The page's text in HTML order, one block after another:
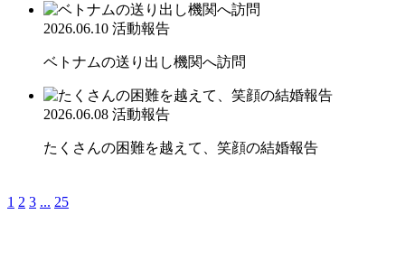
2026.06.10 活動報告
ベトナムの送り出し機関へ訪問
2026.06.08 活動報告
たくさんの困難を越えて、笑顔の結婚報告
1 2 3 ... 25